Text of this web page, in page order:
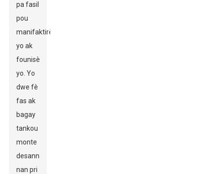
pa fasil
pou
manifaktirè
yo ak
founisè
yo. Yo
dwe fè
fas ak
bagay
tankou
monte
desann
nan pri